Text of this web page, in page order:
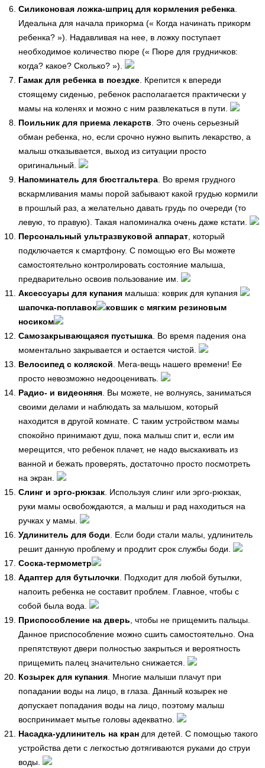
Силиконовая ложка-шприц для кормления ребенка
Идеальна для начала прикорма (« Когда начинать прикорм
ребенка? »). Надавливая на нее, в ложку поступает
необходимое количество пюре (« Пюре для грудничков:
когда? какое? Сколько? »).
Гамак для ребенка в поездке . Крепится к впереди
стоящему сиденью, ребенок располагается практически у
мамы на коленях и можно с ним развлекаться в пути.
Поильник для приема лекарств . Это очень серьезный
обман ребенка, но, если срочно нужно выпить лекарство, а
малыш отказывается, выход из ситуации просто
оригинальный.
Напоминатель для бюстгальтера . Во время грудного
вскармливания мамы порой забывают какой грудью кормили
в прошлый раз, а желательно давать грудь по очереди (то
левую, то правую). Такая напоминалка очень даже кстати.
Персональный ультразвуковой аппарат , который
подключается к смартфону. С помощью его Вы можете
самостоятельно контролировать состояние малыша,
предварительно освоив пользование им.
Аксессуары для купания малыша: коврик для купания
шапочка-поплавок
ковшик с мягким резиновым
носиком
Самозакрывающаяся пустышка . Во время падения она
моментально закрывается и остается чистой.
Велосипед с коляской . Мега-вещь нашего времени! Ее
просто невозможно недооценивать.
Радио- и видеоняня . Вы можете, не волнуясь, заниматься
своими делами и наблюдать за малышом, который
находится в другой комнате. С таким устройством мамы
спокойно принимают душ, пока малыш спит и, если им
мерещится, что ребенок плачет, не надо выскакивать из
ванной и бежать проверять, достаточно просто посмотреть
на экран.
Слинг и эрго-рюкзак . Используя слинг или эрго-рюкзак,
руки мамы освобождаются, а малыш и рад находиться на
ручках у мамы.
Удлинитель для боди . Если боди стали малы, удлинитель
решит данную проблему и продлит срок службы боди.
Соска-термометр
Адаптер для бутылочки . Подходит для любой бутылки,
напоить ребенка не составит проблем. Главное, чтобы с
собой была вода.
Приспособление на дверь , чтобы не прищемить пальцы.
Данное приспособление можно сшить самостоятельно. Она
препятствуют двери полностью закрыться и вероятность
прищемить палец значительно снижается.
Козырек для купания . Многие малыши плачут при
попадании воды на лицо, в глаза. Данный козырек не
допускает попадания воды на лицо, поэтому малыш
воспринимает мытье головы адекватно.
Насадка-удлинитель на кран для детей. С помощью такого
устройства дети с легкостью дотягиваются руками до струи
воды.